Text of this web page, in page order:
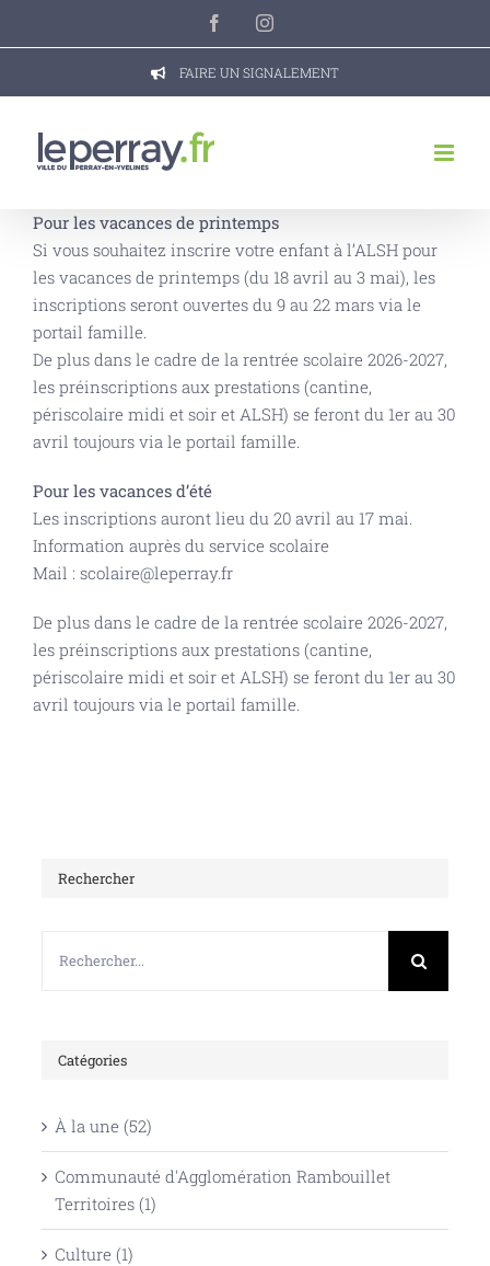
FacebookInstagram
FAIRE UN SIGNALEMENT
Pour les vacances de printemps
Si vous souhaitez inscrire votre enfant à l’ALSH pour
les vacances de printemps (du 18 avril au 3 mai), les
inscriptions seront ouvertes du 9 au 22 mars via le
portail famille.
De plus dans le cadre de la rentrée scolaire 2026-2027,
les préinscriptions aux prestations (cantine,
périscolaire midi et soir et ALSH) se feront du 1er au 30
avril toujours via le portail famille.
Pour les vacances d’été
Les inscriptions auront lieu du 20 avril au 17 mai.
Information auprès du service scolaire
Mail : scolaire@leperray.fr
De plus dans le cadre de la rentrée scolaire 2026-2027,
les préinscriptions aux prestations (cantine,
périscolaire midi et soir et ALSH) se feront du 1er au 30
avril toujours via le portail famille.
Rechercher
Catégories
À la une (52)
Communauté d'Agglomération Rambouillet
Territoires (1)
Culture (1)